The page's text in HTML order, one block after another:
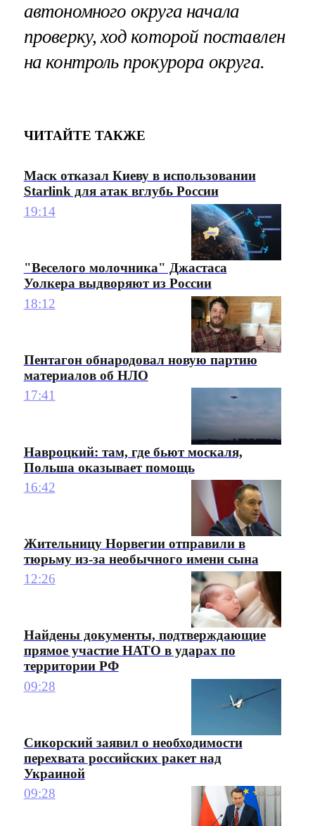
автономного округа начала
проверку, ход которой поставлен
на контроль прокурора округа.
ЧИТАЙТЕ ТАКЖЕ
Маск отказал Киеву в использовании
Starlink для атак вглубь России
19:14
"Веселого молочника" Джастаса
Уолкера выдворяют из России
18:12
Пентагон обнародовал новую партию
материалов об НЛО
17:41
Навроцкий: там, где бьют москаля,
Польша оказывает помощь
16:42
Жительницу Норвегии отправили в
тюрьму из-за необычного имени сына
12:26
Найдены документы, подтверждающие
прямое участие НАТО в ударах по
территории РФ
09:28
Сикорский заявил о необходимости
перехвата российских ракет над
Украиной
09:28